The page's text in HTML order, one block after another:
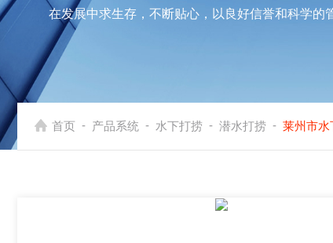
在发展中求生存，不断贴心，以良好信誉和科学的
首页 - 产品系统 - 水下打捞 - 潜水打捞 - 莱州市水